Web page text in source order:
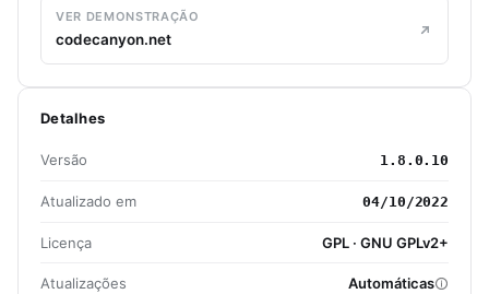
VER DEMONSTRAÇÃO
codecanyon.net
Detalhes
Versão 1.8.0.10
Atualizado em 04/10/2022
Licença GPL · GNU GPLv2+
Atualizações Automáticas